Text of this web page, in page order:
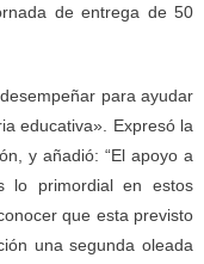
de entrega de 50
para ayudar
educativa». Expresó la
y añadió: “El apoyo a
lo primordial en estos
que esta previsto
una segunda oleada